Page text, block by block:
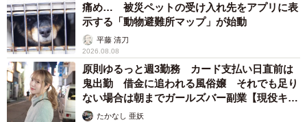
痛め… 被災ペットの受け入れ先をアプリに表
示する「動物避難所マップ」が始動
平藤 清刀
2026.08.08
原則ゆるっと週3勤務 カード支払い日直前は
鬼出勤 借金に追われる風俗嬢 それでも足り
ない場合は朝までガールズバー副業【現役キャ
ストに取材】
たかなし 亜妖